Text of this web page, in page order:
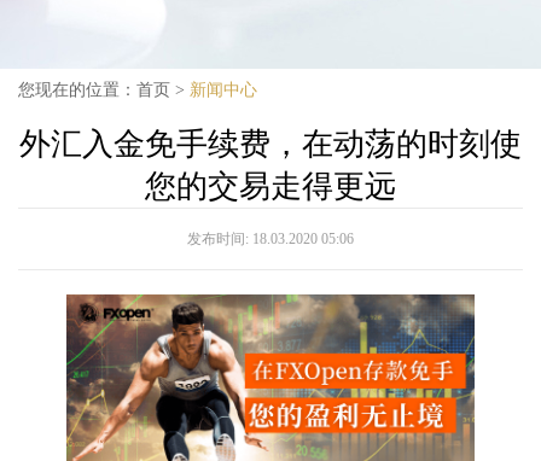
您现在的位置： 首页 > 新闻中心
外汇入金免手续费，在动荡的时刻使
您的交易走得更远
发布时间: 18.03.2020 05:06